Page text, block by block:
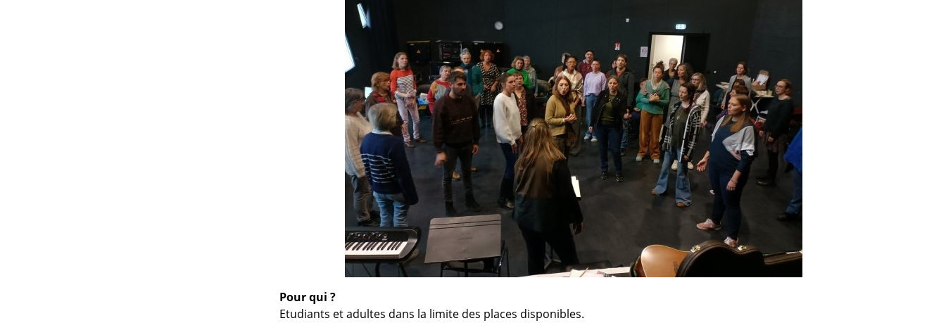
Pour qui ?
Etudiants et adultes dans la limite des places disponibles.